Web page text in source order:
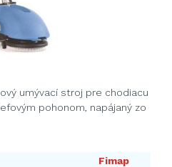
umývací stroj pre chodiacu
pohonom, napájaný zo
Fimap